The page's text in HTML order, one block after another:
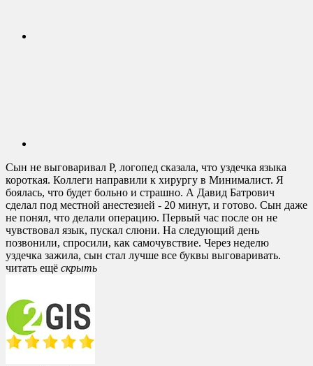
Сын не выговаривал Р, логопед сказала, что уздечка языка
короткая. Коллеги направили к хирургу в Минималист. Я
боялась, что будет больно и страшно. А Давид Батрович
сделал под местной анестезией - 20 минут, и готово. Сын даже
не понял, что делали операцию. Первый час после он не
чувствовал язык, пускал слюни. На следующий день
позвонили, спросили, как самочувствие. Через неделю
уздечка зажила, сын стал лучше все буквы выговаривать.
читать ещё cкрыть